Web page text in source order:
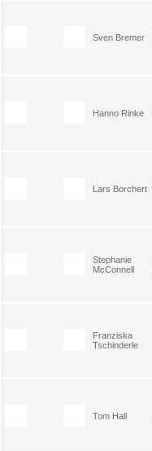
Sven Bremer
Hanno Rinke
Lars Borchert
Stephanie
McConnell
Franziska
Tschinderle
Tom Hall